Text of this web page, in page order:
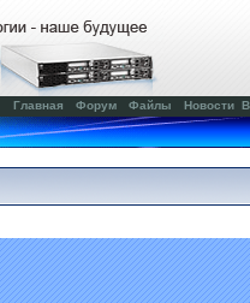
Главная Форум Файлы Новости